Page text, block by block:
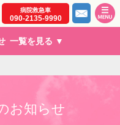
コミュニティーホスピタル 甲賀病
病院救急車
090-2135-9990
お知らせ